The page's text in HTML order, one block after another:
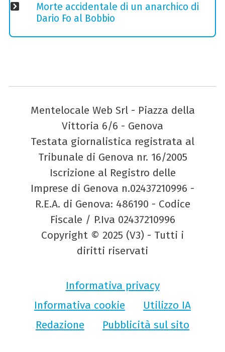
Morte accidentale di un anarchico di
Dario Fo al Bobbio
Mentelocale Web Srl - Piazza della
Vittoria 6/6 - Genova
Testata giornalistica registrata al
Tribunale di Genova nr. 16/2005
Iscrizione al Registro delle
Imprese di Genova n.02437210996 -
R.E.A. di Genova: 486190 - Codice
Fiscale / P.Iva 02437210996
Copyright © 2025 (V3) - Tutti i
diritti riservati
Informativa privacy
Informativa cookie
Utilizzo IA
Redazione
Pubblicità sul sito